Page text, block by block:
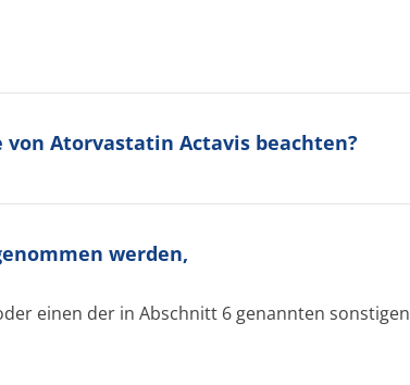
von Atorvastatin Actavis beachten?
werden,
einen der in Abschnitt 6 genannten sonstigen